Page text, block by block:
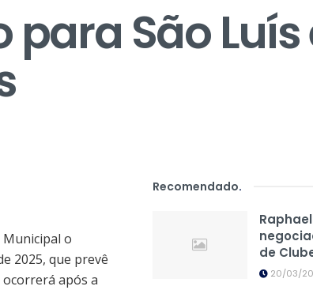
São
Municipal o
2025, que prevê
ocorrerá após a
Recomendado.
de
20/03/